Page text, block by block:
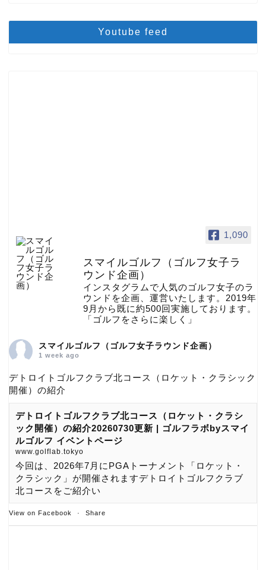
Youtube feed
1,090
スマイルゴルフ（ゴルフ女子ラ
ウンド企画）
インスタグラムで人気のゴルフ女子のラ
ウンドを企画、運営いたします。2019年
9月から既に約500回実施しております。
「ゴルフをさらに楽しく」
スマイルゴルフ（ゴルフ女子ラウンド企画）
1 week ago
デトロイトゴルフクラブ北コース（ロケット・クラシック
開催）の紹介
デトロイトゴルフクラブ北コース（ロケット・クラシ
ック開催）の紹介20260730更新 | ゴルフラボbyスマイ
ルゴルフ イベントページ
www.golflab.tokyo
今回は、2026年7月にPGAトーナメント「ロケット・
クラシック」が開催されますデトロイトゴルフクラブ
北コースをご紹介い
View on Facebook · Share